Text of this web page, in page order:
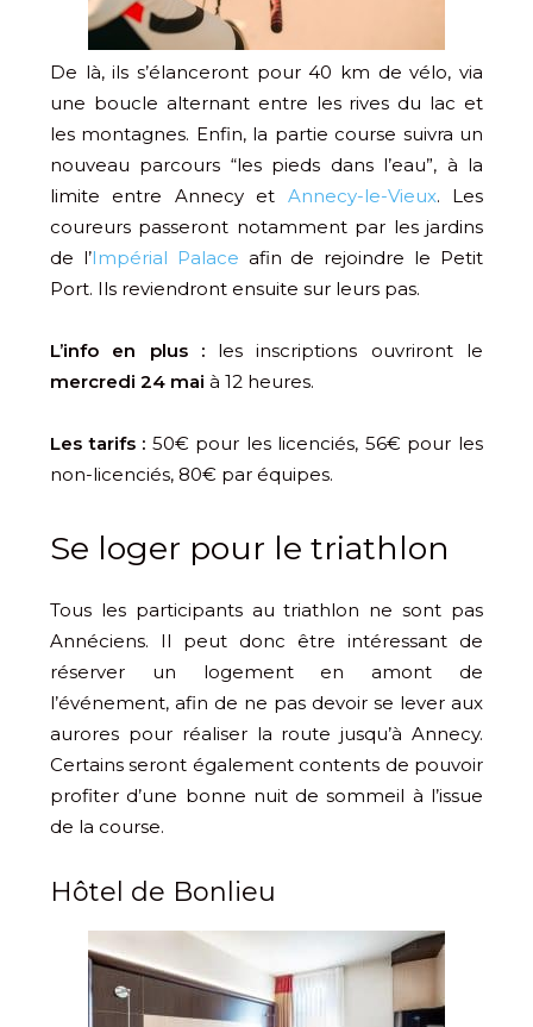
De là, ils s’élanceront pour 40 km de vélo, via
une boucle alternant entre les rives du lac et
les montagnes. Enfin, la partie course suivra un
nouveau parcours “les pieds dans l’eau”, à la
limite entre Annecy et Annecy-le-Vieux. Les
coureurs passeront notamment par les jardins
de l’Impérial Palace afin de rejoindre le Petit
Port. Ils reviendront ensuite sur leurs pas.
L’info en plus :les inscriptions ouvriront le
mercredi 24 mai à 12 heures.
Les tarifs : 50€ pour les licenciés, 56€ pour les
non-licenciés, 80€ par équipes.
Se loger pour le triathlon
Tous les participants au triathlon ne sont pas
Annéciens. Il peut donc être intéressant de
réserver un logement en amont de
l’événement, afin de ne pas devoir se lever aux
aurores pour réaliser la route jusqu’à Annecy.
Certains seront également contents de pouvoir
profiter d’une bonne nuit de sommeil à l’issue
de la course.
Hôtel de Bonlieu